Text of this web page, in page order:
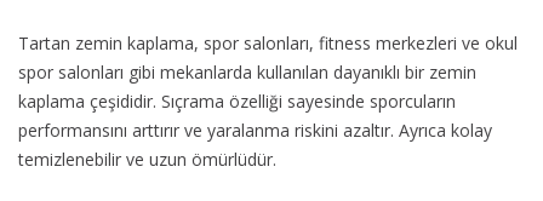
Tartan zemin kaplama, spor salonları, fitness merkezleri ve okul
spor salonları gibi mekanlarda kullanılan dayanıklı bir zemin
kaplama çeşididir. Sıçrama özelliği sayesinde sporcuların
performansını arttırır ve yaralanma riskini azaltır. Ayrıca kolay
temizlenebilir ve uzun ömürlüdür.